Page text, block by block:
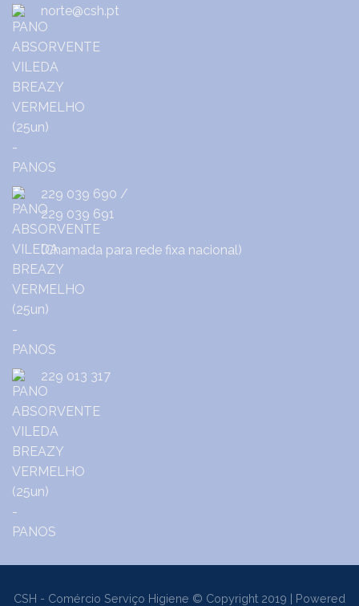
norte@csh.pt
229 039 690 /
229 039 691
(Chamada para rede fixa nacional)
229 013 317
CSH - Comércio Serviço Higiene © Copyright 2019 | Powered